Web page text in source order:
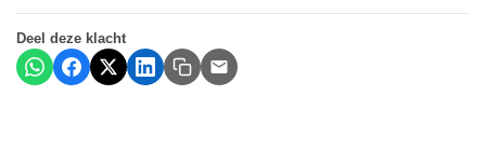
Deel deze klacht